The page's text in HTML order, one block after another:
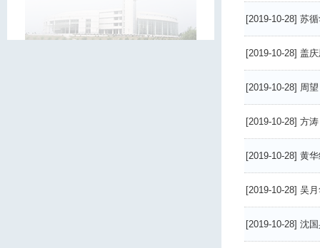
[2019-10-28] 苏
[2019-10-28] 盖
[2019-10-28] 周
[2019-10-28] 方
[2019-10-28] 黄
[2019-10-28] 吴
[2019-10-28] 沈